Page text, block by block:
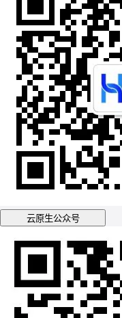
云原生公众号